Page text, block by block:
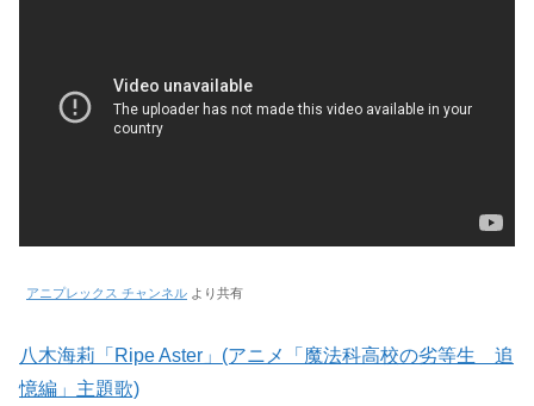
アニプレックス チャンネル より共有
八木海莉「Ripe Aster」(アニメ「魔法科高校の劣等生 追
憶編」主題歌)